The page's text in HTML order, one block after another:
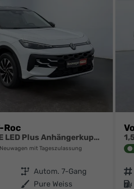
Roc
1,5 eTSI DSG LIFE LED Plus Anhängerkupplung Navigation Digital Pro Sitzheizung beheiztes Lenkrad 17 Zoll Alu 5J Garantie
mit Tageszulassung
Getriebe Autom. 7-Gang
Außenfarbe Pure Weiss
Fahrzeugnr.
Kraftstoff